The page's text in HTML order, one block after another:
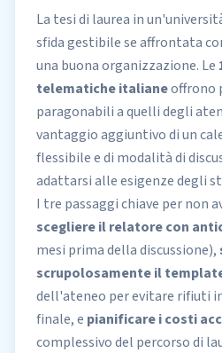
La tesi di laurea in
sfida gestibile se affrontata
una buona organizzazione. Le
telematiche italianeoffrono
paragonabili a quelli degli
vantaggio aggiuntivo di un
flessibile e di modalità di
adattarsi alle esigenze degli
I tre passaggi chiave per non
scegliere il relatore con
mesi prima della discussione),
scrupolosamente il
dell'ateneo per evitare rifiuti
finale, e pianificare i costi
complessivo del percorso di